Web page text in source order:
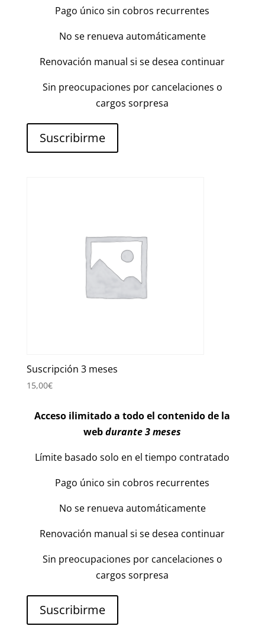
Pago único sin cobros recurrentes
No se renueva automáticamente
Renovación manual si se desea continuar
Sin preocupaciones por cancelaciones o
cargos sorpresa
Suscribirme
Suscripción 3 meses
15,00€
Acceso ilimitado a todo el contenido de la
webdurante 3 meses
Límite basado solo en el tiempo contratado
Pago único sin cobros recurrentes
No se renueva automáticamente
Renovación manual si se desea continuar
Sin preocupaciones por cancelaciones o
cargos sorpresa
Suscribirme